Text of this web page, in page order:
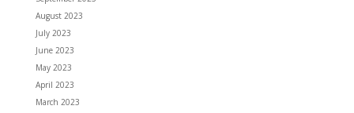
August 2023
July 2023
June 2023
May 2023
April 2023
March 2023